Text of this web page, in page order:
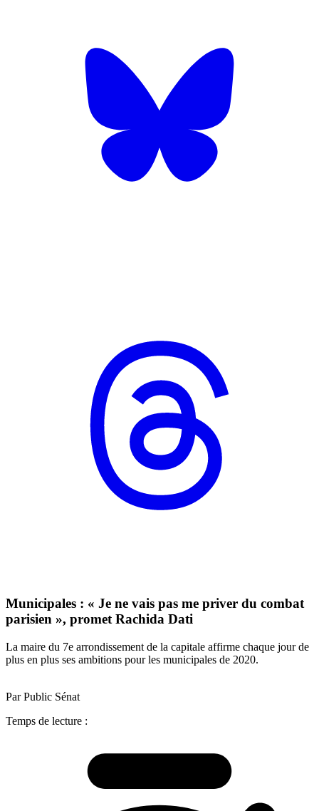
Municipales : « Je ne vais pas me priver du combat
parisien », promet Rachida Dati
La maire du 7e arrondissement de la capitale affirme chaque jour de
plus en plus ses ambitions pour les municipales de 2020.
Par Public Sénat
Temps de lecture :